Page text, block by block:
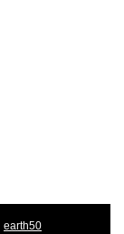
earth50